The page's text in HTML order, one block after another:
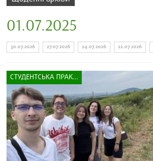
01.07.2025
30.07.2026 27.07.2026 24.07.2026 22.07.2026
СТУДЕНТСЬКА ПРАКТИКА